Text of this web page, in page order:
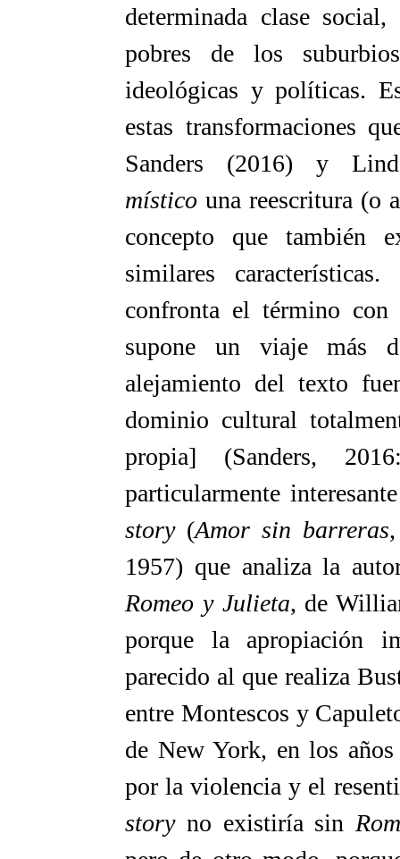
determinada clase
pobres de los
ideológicas y políticas.
estas transformaciones
Sanders (2016) y
místico una reescritura (o
concepto que también
similares
confronta el término con
supone un viaje más
alejamiento del texto
dominio cultural
propia] (Sanders,
particularmente
story(Amor sin barreras
1957) que analiza la
Romeo y Julieta, de
porque la apropiación
parecido al que realiza
entre Montescos y
de New York, en los
por la violencia y el
storyno existiría sin